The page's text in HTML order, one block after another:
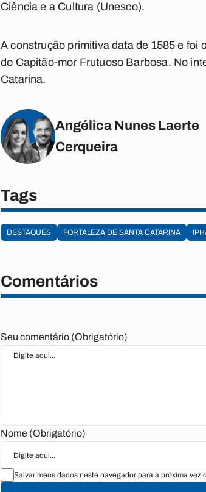
Ciência e a Cultura (Unesco).
A construção primitiva data de 1585 e foi
do Capitão-mor Frutuoso Barbosa. No
Catarina.
Angélica Nunes Laerte
Cerqueira
Tags
DESTAQUES FORTALEZA DE SANTA CATARINA
Comentários
Seu comentário (Obrigatório)
Nome (Obrigatório)
Salvar meus dados neste navegador para a próxima vez